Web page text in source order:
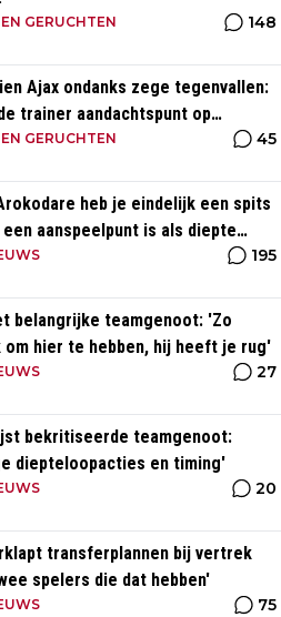
GERUCHTEN 148
Ajax ondanks zege tegenvallen:
trainer aandachtspunt op
GERUCHTEN 45
heb je eindelijk een spits
aanspeelpunt is als diepte
195
belangrijke teamgenoot: 'Zo
om hier te hebben, hij heeft je rug'
27
bekritiseerde teamgenoot:
diepteloopacties en timing'
20
transferplannen bij vertrek
spelers die dat hebben'
75